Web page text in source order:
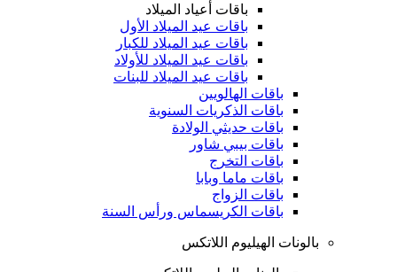
باقات أعياد الميلاد
باقات عيد الميلاد الأول
باقات عيد الميلاد للكبار
باقات عيد الميلاد للأولاد
باقات عيد الميلاد للبنات
باقات الهالويين
باقات الذكريات السنوية
باقات حديثي الولادة
باقات بيبي شاور
باقات التخرج
باقات ماما وبابا
باقات الزواج
باقات الكريسماس ورأس السنة
بالونات الهيليوم اللاتكس